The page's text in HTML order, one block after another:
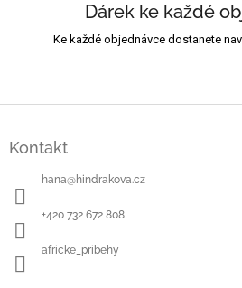
Dárek ke každé
Ke každé objednávce dostanete
Kontakt
hana@hindrakova.cz
+420 732 672 808
africke_pribehy